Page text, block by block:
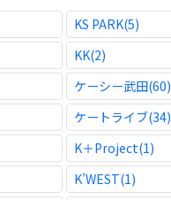
KS PARK(5)
KK(2)
ケーシー武田(60)
ケートライブ(34)
K＋Project(1)
K’WEST(1)